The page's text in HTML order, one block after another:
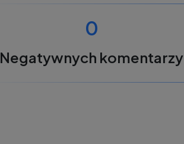
0
Negatywnych komentarzy